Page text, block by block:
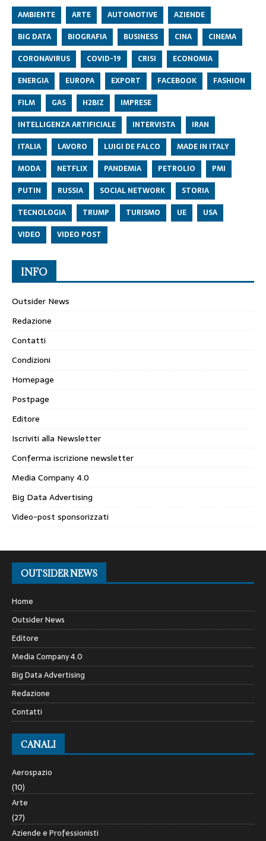
AMBIENTE ARTE AUTOMOTIVE
AZIENDE
BIG DATA
BIOGRAFIA BUSINESS CINA
CINEMA
CORONAVIRUS
COVID-19 CRISI
ECONOMIA
ENERGIA
EUROPA EXPORT FACEBOOK
FASHION
FILM
GAS H2BIZ
IMPRESE
INTELLIGENZA ARTIFICIALE
INTERVISTA
IRAN
ITALIA
LAVORO LUIGI DE FALCO
MADE IN ITALY
MODA
NETFLIX PANDEMIA PETROLIO
PMI
PUTIN
RUSSIA SOCIAL NETWORK
STORIA
TECNOLOGIA
TRUMP TURISMO UE
USA
VIDEO
VIDEO POST
INFO
Outsider News
Redazione
Contatti
Condizioni
Homepage
Postpage
Editore
Iscriviti alla Newsletter
Conferma iscrizione newsletter
Media Company 4.0
Big Data Advertising
Video-post sponsorizzati
OUTSIDER NEWS
Home
Outsider News
Editore
Media Company 4.0
Big Data Advertising
Redazione
Contatti
CANALI
Aerospazio
(10)
Arte
(27)
Aziende e Professionisti